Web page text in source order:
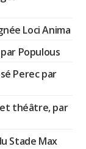
Loci Anima
Populous
Perec par
et théâtre, par
Stade Max